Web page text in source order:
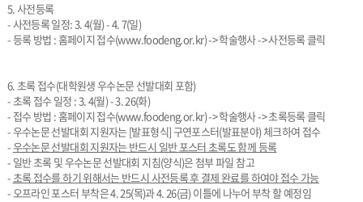
5. 사전등록
- 사전등록 일정: 3. 4(월) - 4. 7(일)
- 등록 방법 : 홈페이지 접수(www.foodeng.or.kr) -> 학술행사 -> 사전등록 클릭
6. 초록 접수(대학원생 우수논문 선발대회 포함)
- 초록 접수 일정 : 3. 4(월) - 3. 26(화)
- 접수 방법 : 홈페이지 접수(www.foodeng.or.kr) -> 학술행사 -> 초록등록 클릭
- 우수논문 선발대회 지원자는 [발표형식] 구연포스터(발표분야) 체크하여 접수
- 우수논문 선발대회 지원자는 반드시 일반 포스터 초록도 함께 등록
- 일반 초록 및 우수논문 선발대회 지침(양식)은 첨부 파일 참고
-초록 접수를 하기 위해서는 반드시 사전등록 후 결제 완료를 하여야 접수 가능
- 오프라인 포스터 부착은 4. 25(목)과 4. 26(금) 이틀에 나누어 부착 할 예정임